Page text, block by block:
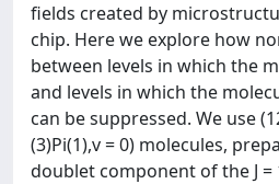
fields created by
chip. Here we explore how
between levels in which the
and levels in which the
can be suppressed. We use
(3)Pi(1),v = 0) molecules,
doublet component of the J